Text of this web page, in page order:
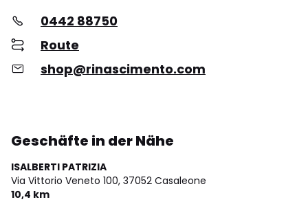
0442 88750
Route
shop@rinascimento.com
Geschäfte in der Nähe
ISALBERTI PATRIZIA
Via Vittorio Veneto 100, 37052 Casaleone
10,4 km